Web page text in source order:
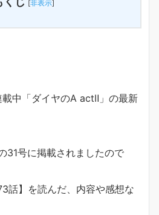
[非表示]
中「ダイヤのA actⅡ」の最新
31号に掲載されましたので
話】を読んだ、内容や感想な